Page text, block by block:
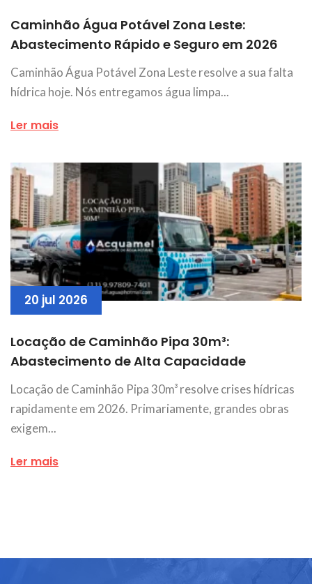
Caminhão Água Potável Zona Leste:
Abastecimento Rápido e Seguro em 2026
Caminhão Água Potável Zona Leste resolve a sua falta
hídrica hoje. Nós entregamos água limpa...
Ler mais
20 jul 2026
Locação de Caminhão Pipa 30m³:
Abastecimento de Alta Capacidade
Locação de Caminhão Pipa 30m³ resolve crises hídricas
rapidamente em 2026. Primariamente, grandes obras
exigem...
Ler mais